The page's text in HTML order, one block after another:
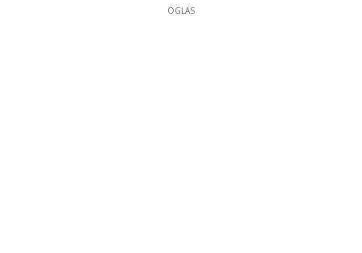
OGLAS